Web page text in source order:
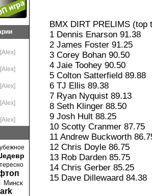
BMX DIRT PRELIMS (top
1 Dennis Enarson 91.38
2 James Foster 91.25
3 Corey Bohan 90.50
4 Jaie Toohey 90.50
5 Colton Satterfield 89.88
6 TJ Ellis 89.38
7 Ryan Nyquist 89.13
8 Seth Klinger 88.50
9 Josh Hult 88.25
10 Scotty Cranmer 87.75
11 Andrew Buckworth
12 Chris Doyle 86.75
13 Rob Darden 85.75
14 Chris Gerber 85.25
15 Dave Dillewaard 84.38
[Alex]
[Alex]
[Alex]
[Alex]
[Alex]
Минск